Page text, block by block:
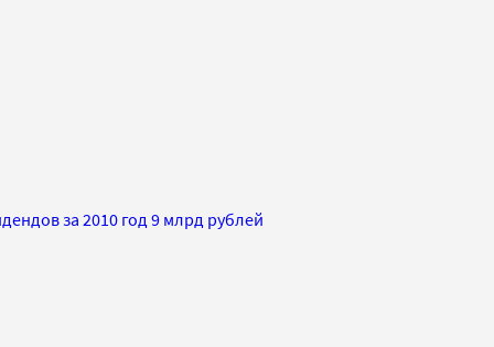
за 2010 год 9 млрд рублей